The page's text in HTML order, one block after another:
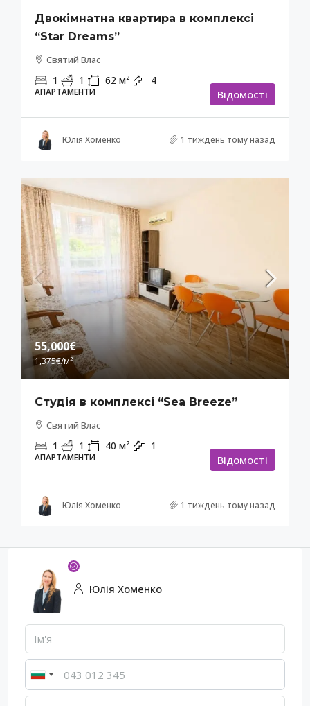
Двокімнатна квартира в комплексі
“Star Dreams”
Святий Влас
1 1 62 м² 4
АПАРТАМЕНТИ Відомості
Юлія Хоменко 1 тиждень тому назад
55,000€
1,375€/м²
Студія в комплексі “Sea Breeze”
Святий Влас
1 1 40 м² 1
АПАРТАМЕНТИ Відомості
Юлія Хоменко 1 тиждень тому назад
Юлія Хоменко